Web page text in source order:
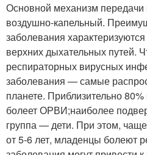
Основной механизм
воздушно-капельный.
заболевания
верхних дыхательных путей.
респираторных вирусных
заболевания — самые
планете. Приблизительно
болеет ОРВИ;наиболее
группа — дети. При этом,
от 5-6 лет, младенцы болеют